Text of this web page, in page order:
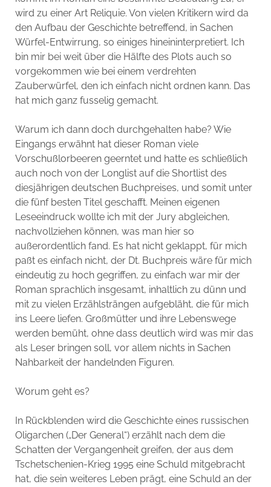
wird zu einer Art Reliquie. Von vielen Kritikern wird da
den Aufbau der Geschichte betreffend, in Sachen
Würfel-Entwirrung, so einiges hineininterpretiert. Ich
bin mir bei weit über die Hälfte des Plots auch so
vorgekommen wie bei einem verdrehten
Zauberwürfel, den ich einfach nicht ordnen kann. Das
hat mich ganz fusselig gemacht.
Warum ich dann doch durchgehalten habe? Wie
Eingangs erwähnt hat dieser Roman viele
Vorschußlorbeeren geerntet und hatte es schließlich
auch noch von der Longlist auf die Shortlist des
diesjährigen deutschen Buchpreises, und somit unter
die fünf besten Titel geschafft. Meinen eigenen
Leseeindruck wollte ich mit der Jury abgleichen,
nachvollziehen können, was man hier so
außerordentlich fand. Es hat nicht geklappt, für mich
paßt es einfach nicht, der Dt. Buchpreis wäre für mich
eindeutig zu hoch gegriffen, zu einfach war mir der
Roman sprachlich insgesamt, inhaltlich zu dünn und
mit zu vielen Erzählsträngen aufgebläht, die für mich
ins Leere liefen. Großmütter und ihre Lebenswege
werden bemüht, ohne dass deutlich wird was mir das
als Leser bringen soll, vor allem nichts in Sachen
Nahbarkeit der handelnden Figuren.
Worum geht es?
In Rückblenden wird die Geschichte eines russischen
Oligarchen („Der General“) erzählt nach dem die
Schatten der Vergangenheit greifen, der aus dem
Tschetschenien-Krieg 1995 eine Schuld mitgebracht
hat, die sein weiteres Leben prägt, eine Schuld an der